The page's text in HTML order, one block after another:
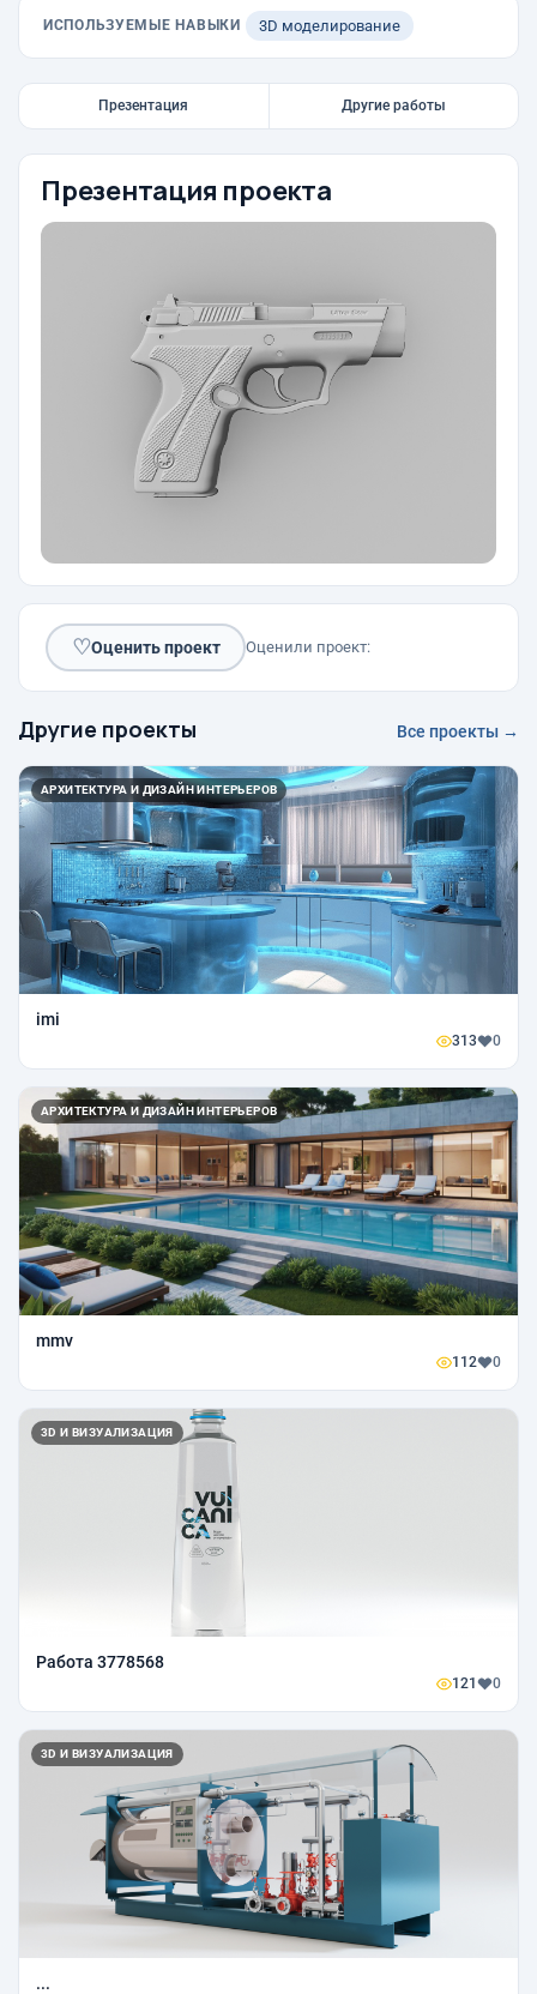
ИСПОЛЬЗУЕМЫЕ НАВЫКИ 3D моделирование
Презентация Другие работы
Презентация проекта
♡Оценить проект Оценили проект:
Другие проекты Все проекты →
АРХИТЕКТУРА И ДИЗАЙН ИНТЕРЬЕРОВ
imi
313 0
АРХИТЕКТУРА И ДИЗАЙН ИНТЕРЬЕРОВ
mmv
112 0
3D И ВИЗУАЛИЗАЦИЯ
Работа 3778568
121 0
3D И ВИЗУАЛИЗАЦИЯ
...